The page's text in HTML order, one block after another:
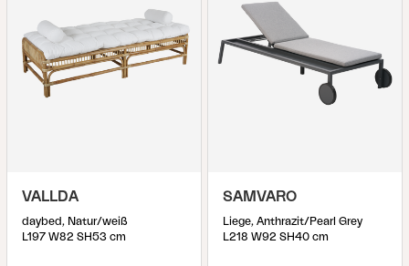
VALLDA
daybed, Natur/weiß
L197 W82 SH53 cm
SAMVARO
Liege, Anthrazit/Pearl Grey
L218 W92 SH40 cm